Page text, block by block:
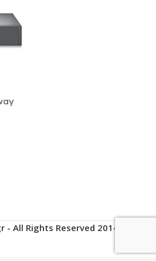
- All Rights Reserved 2014-2025